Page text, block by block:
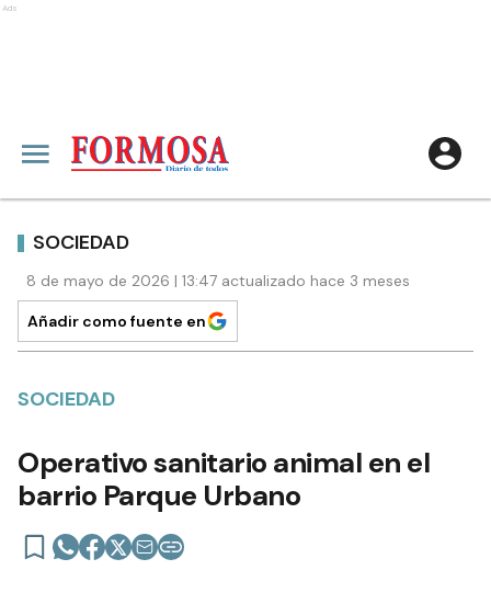
Ads
SOCIEDAD
8 de mayo de 2026 | 13:47 actualizado hace 3 meses
Añadir como fuente en
SOCIEDAD
Operativo sanitario animal en el
barrio Parque Urbano